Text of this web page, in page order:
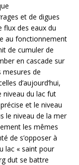
et de digues
flux des eaux du
au fonctionnement
de cumuler de
en cascade sur
mesures de
d’aujourd’hui,
niveau du lac fut
et le niveau
le niveau de la mer
les mêmes
de s’opposer à
lac « saint pour
dut se battre